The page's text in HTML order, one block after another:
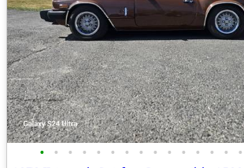
• • • • • • • • • • • • • • •